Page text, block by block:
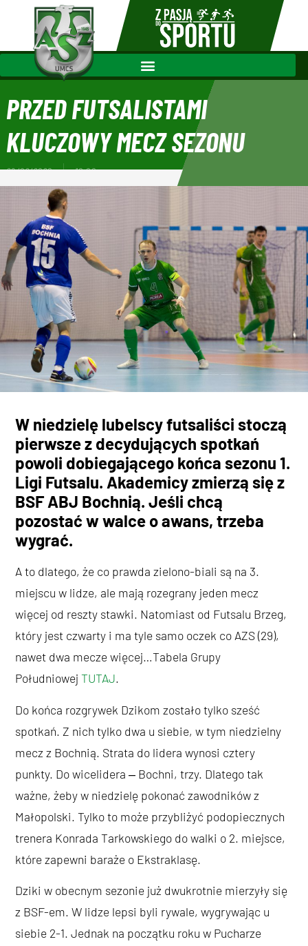
PRZED FUTSALISTAMI
KLUCZOWY MECZ SEZONU
28/02/2020 10:00
W niedzielę lubelscy futsaliści stoczą
pierwsze z decydujących spotkań
powoli dobiegającego końca sezonu 1.
Ligi Futsalu. Akademicy zmierzą się z
BSF ABJ Bochnią. Jeśli chcą
pozostać w walce o awans, trzeba
wygrać.
A to dlatego, że co prawda zielono-biali są na 3.
miejscu w lidze, ale mają rozegrany jeden mecz
więcej od reszty stawki. Natomiast od Futsalu Brzeg,
który jest czwarty i ma tyle samo oczek co AZS (29),
nawet dwa mecze więcej…Tabela Grupy
PołudniowejTUTAJ.
Do końca rozgrywek Dzikom zostało tylko sześć
spotkań. Z nich tylko dwa u siebie, w tym niedzielny
mecz z Bochnią. Strata do lidera wynosi cztery
punkty. Do wicelidera ‒ Bochni, trzy. Dlatego tak
ważne, żeby w niedzielę pokonać zawodników z
Małopolski. Tylko to może przybliżyć podopiecznych
trenera Konrada Tarkowskiego do walki o 2. miejsce,
które zapewni baraże o Ekstraklasę.
Dziki w obecnym sezonie już dwukrotnie mierzyły się
z BSF-em. W lidze lepsi byli rywale, wygrywając u
siebie 2-1. Jednak na początku roku w Pucharze